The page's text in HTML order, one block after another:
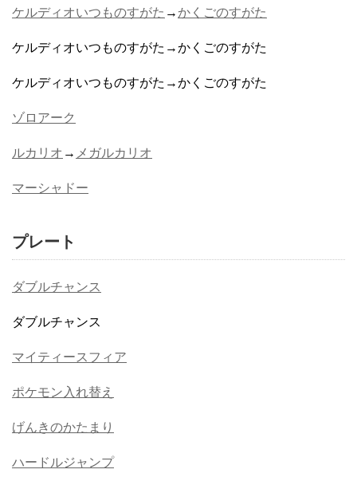
ケルディオいつものすがた →かくごのすがた
ケルディオいつものすがた→かくごのすがた
ケルディオいつものすがた→かくごのすがた
ゾロアーク
ルカリオ → メガルカリオ
マーシャドー
プレート
ダブルチャンス
ダブルチャンス
マイティースフィア
ポケモン入れ替え
げんきのかたまり
ハードルジャンプ